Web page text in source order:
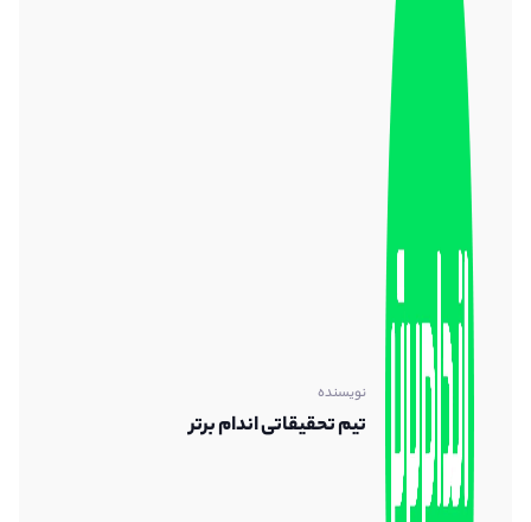
نویسنده
تیم تحقیقاتی اندام برتر